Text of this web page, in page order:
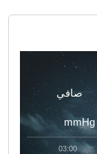
صافي
mmHg
03:00